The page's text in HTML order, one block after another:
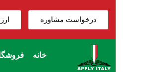
درخواست مشاوره
خانه